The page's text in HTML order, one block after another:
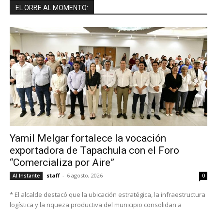
EL ORBE AL MOMENTO:
Yamil Melgar fortalece la vocación
exportadora de Tapachula con el Foro
“Comercializa por Aire”
Al Instante staff - 6 agosto, 2026 0
* El alcalde destacó que la ubicación estratégica, la infraestructura
logística y la riqueza productiva del municipio consolidan a